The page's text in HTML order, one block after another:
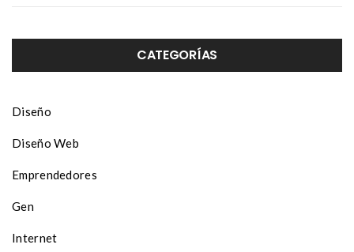
CATEGORÍAS
Diseño
Diseño Web
Emprendedores
Gen
Internet